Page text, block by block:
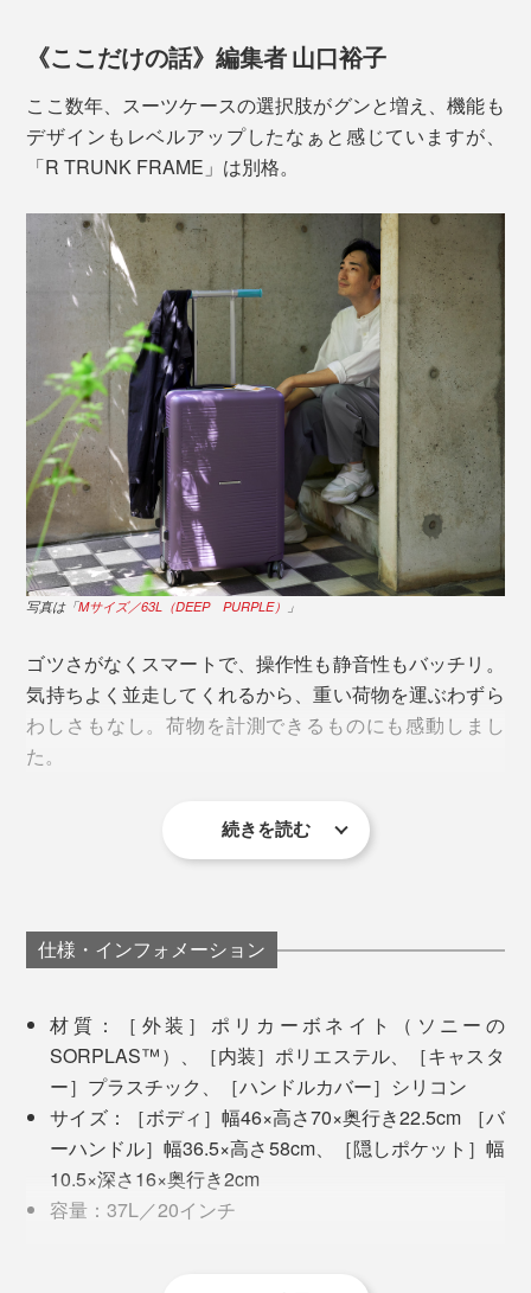
ポケットの深さは16cm
ロックは、ダイヤル式の「TSAロック」を装備。開閉が
スムーズでスマート。差し込み用の鍵は付属していませ
ん。
「TSAロック」とは、アメリカ運輸保安局によって認
可・容認されたロック方式。
ーツケースに施錠しないことが求められており、鍵をか
けている場合は壊して検査することが認められていま
す。
組みになっているため、鍵を壊されることなく、検査が
空港→旅先」すべての旅路に必要な機能や問題点を記録
しながら、「R TRUNK FRAME」をデザインしまし
た。
モノの本質に立ち返り、使う人の環境や行動からデザイ
ンされているから、ミニマムで控えめなのに、その機能
に胸を打たれます。
どれだけ斬新な機能があっても、頑丈でなければいいス
なら、耐久性も耐衝撃性も申し分なし。
ボディの素材は、ソニー製の再生ポリカーボネイト樹脂
「SORPLAS」を採用。
廃プラスティックをリサイクルし、製造時のCO2発生量
を低減しつつ、軽量かつ、耐熱性・耐久性に優れた特殊
《ここだけの話》編集者 山口裕子
ここ数年、スーツケースの選択肢がグンと増え、機能も
デザインもレベルアップしたなぁと感じていますが、
「R TRUNK FRAME」は別格。
写真は「Mサイズ／63L（DEEP PURPLE） 」
ゴツさがなくスマートで、操作性も静音性もバッチリ。
気持ちよく並走してくれるから、重い荷物を運ぶわずら
わしさもなし。荷物を計測できるものにも感動しまし
た。
TRUNK FRAME」のおかげで、海外旅行したい熱がグ
ングン上昇中です。
続きを読む
仕様・インフォメーション
材質：［外装］ポリカーボネイト（ソニーの
SORPLAS™）、［内装］ポリエステル、［キャスタ
ー］プラスチック、［ハンドルカバー］シリコン
サイズ：［ボディ］幅46×高さ70×奥行き22.5cm ［バ
ーハンドル］幅36.5×高さ58cm、［隠しポケット］幅
10.5×深さ16×奥行き2cm
容量：37L／20インチ